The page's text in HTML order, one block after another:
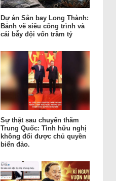
Dự án Sân bay Long Thành:
Bánh vẽ siêu công trình và
cái bẫy đội vốn trăm tỷ
Sự thật sau chuyến thăm
Trung Quốc: Tình hữu nghị
không đổi được chủ quyền
biển đảo.